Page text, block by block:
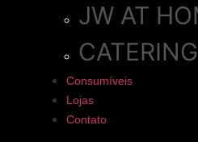
JW AT
Consumíveis
Lojas
Contato